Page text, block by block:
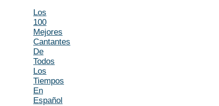
Los
100
Mejores
Cantantes
De
Todos
Los
Tiempos
En
Español